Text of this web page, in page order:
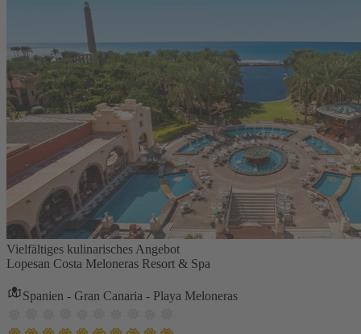
Vielfältiges kulinarisches Angebot
Lopesan Costa Meloneras Resort & Spa
Spanien - Gran Canaria - Playa Meloneras